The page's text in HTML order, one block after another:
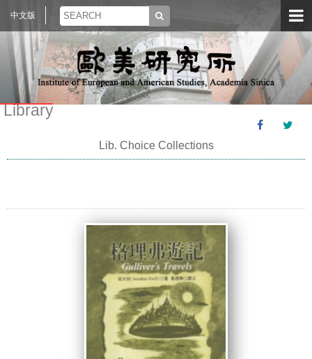
中文版
Library
Lib. Choice Collections